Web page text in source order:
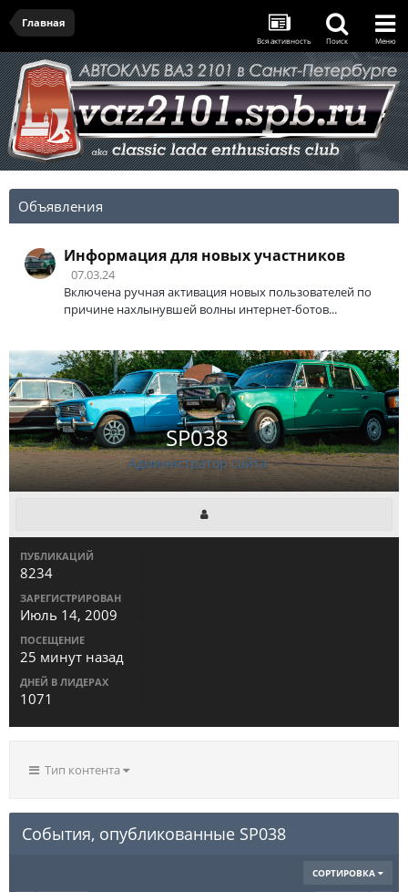
Главная
Вся активность Поиск Меню
Объявления
Информация для новых участников
07.03.24
Включена ручная активация новых пользователей по
причине нахлынувшей волны интернет-ботов...
SP038
Администратор сайта
ПУБЛИКАЦИЙ
8234
ЗАРЕГИСТРИРОВАН
Июль 14, 2009
ПОСЕЩЕНИЕ
25 минут назад
ДНЕЙ В ЛИДЕРАХ
1071
Тип контента
События, опубликованные SP038
СОРТИРОВКА